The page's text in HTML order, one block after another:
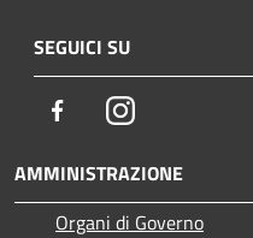
SEGUICI SU
FacebookInstagram
AMMINISTRAZIONE
Organi di Governo